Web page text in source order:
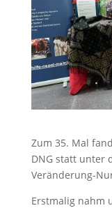
Zum 35. Mal
DNG statt unter
Veränderung-
Erstmalig nahm